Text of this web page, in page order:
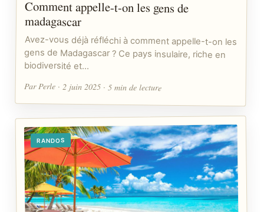
Comment appelle-t-on les gens de
madagascar
Avez-vous déjà réfléchi à comment appelle-t-on les
gens de Madagascar ? Ce pays insulaire, riche en
biodiversité et…
Par Perle · 2 juin 2025 · 5 min de lecture
RANDOS